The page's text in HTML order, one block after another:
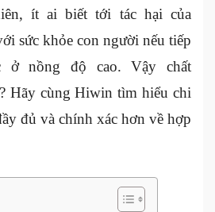
ít ai biết tới tác hại của
sức khỏe con người nếu tiếp
ở nồng độ cao. Vậy chất
Hãy cùng Hiwin tìm hiểu chi
đủ và chính xác hơn về hợp